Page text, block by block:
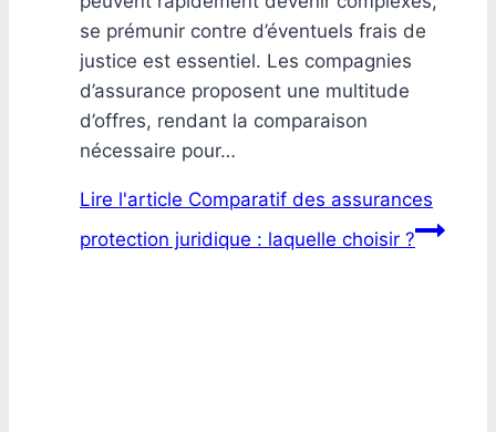
se prémunir contre d’éventuels frais de
justice est essentiel. Les compagnies
d’assurance proposent une multitude
d’offres, rendant la comparaison
nécessaire pour…
Lire l'article Comparatif des assurances
protection juridique : laquelle choisir ?